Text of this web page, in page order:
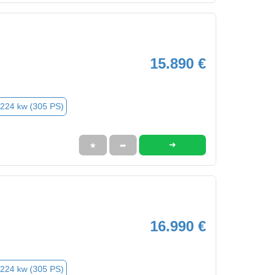
15.890 €
224 kw (305 PS)
★ ➦ ➜
16.990 €
224 kw (305 PS)